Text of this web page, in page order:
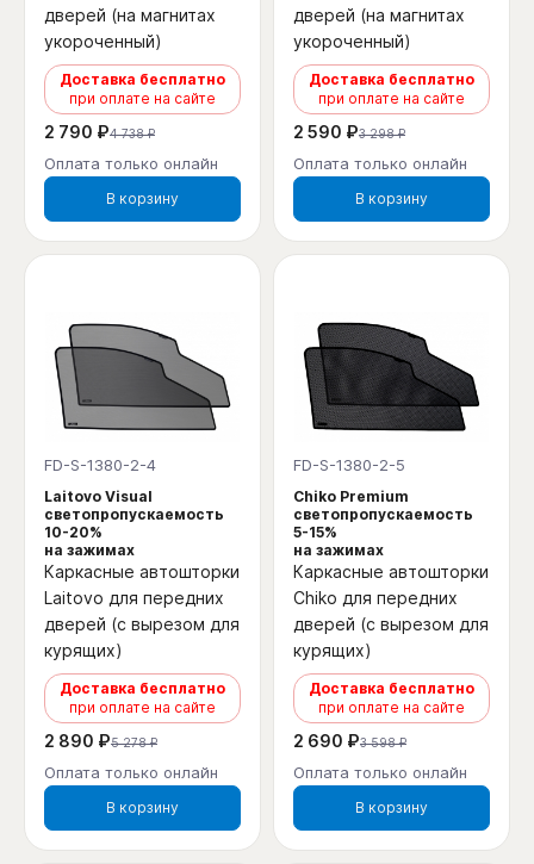
дверей (на магнитах
укороченный)
Доставка бесплатно
при оплате на сайте
2 790 ₽4 738 ₽
Оплата только онлайн
В корзину
дверей (на магнитах
укороченный)
Доставка бесплатно
при оплате на сайте
2 590 ₽3 298 ₽
Оплата только онлайн
В корзину
FD-S-1380-2-4
Laitovo Visual
светопропускаемость
10-20%
на зажимах
Каркасные автошторки
Laitovo для передних
дверей (с вырезом для
курящих)
Доставка бесплатно
при оплате на сайте
2 890 ₽5 278 ₽
Оплата только онлайн
В корзину
FD-S-1380-2-5
Chiko Premium
светопропускаемость
5-15%
на зажимах
Каркасные автошторки
Chiko для передних
дверей (с вырезом для
курящих)
Доставка бесплатно
при оплате на сайте
2 690 ₽3 598 ₽
Оплата только онлайн
В корзину